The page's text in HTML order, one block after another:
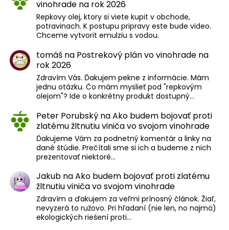
vinohrade na rok 2026
Repkovy olej, ktory si viete kupit v obchode,
potravinach. K postupu pripravy este bude video.
Chceme vytvorit emulziu s vodou.
tomáš na Postrekový plán vo vinohrade na
rok 2026
Zdravím Vás. Ďakujem pekne z informácie. Mám
jednu otázku. Čo mám myslieť pod "repkovým
olejom"? Ide o konkrétny produkt dostupný…
Peter Porubský naAko budem bojovať proti
zlatému žltnutiu viniča vo svojom vinohrade
Ďakujeme Vám za podnetný komentár a linky na
dané štúdie. Prečítali sme si ich a budeme z nich
prezentovať niektoré…
Jakub naAko budem bojovať proti zlatému
žltnutiu viniča vo svojom vinohrade
Zdravím a ďakujem za veľmi prínosný článok. Žiaľ,
nevyzerá to ružovo. Pri hľadaní (nie len, no najmä)
ekologických riešení proti…